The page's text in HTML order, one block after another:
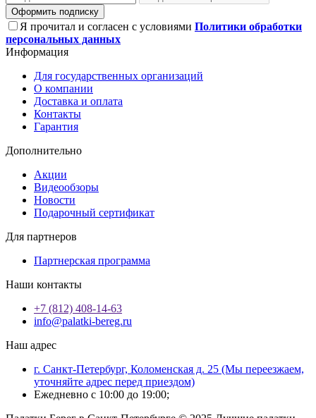
Оформить подписку
Я прочитал и согласен с условиями Политики обработки
персональных данных
Информация
Для государственных организаций
О компании
Доставка и оплата
Контакты
Гарантия
Дополнительно
Акции
Видеообзоры
Новости
Подарочный сертификат
Для партнеров
Партнерская программа
Наши контакты
+7 (812) 408-14-63
info@palatki-bereg.ru
Наш адрес
г. Санкт-Петербург, Коломенская д. 25 (Мы переезжаем,
уточняйте адрес перед приездом)
Ежедневно с 10:00 до 19:00;